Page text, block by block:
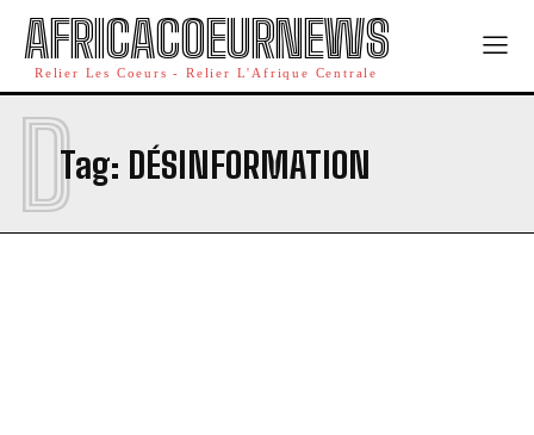
AFRICACOEURNEWS
Relier Les Coeurs - Relier L'Afrique Centrale
Tag: DÉSINFORMATION
D